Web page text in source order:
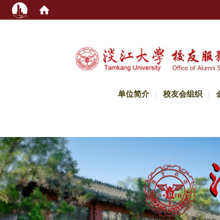
单位简介 校友会组织